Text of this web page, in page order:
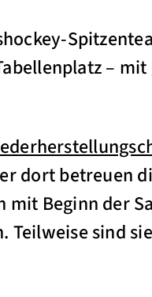
–
dort betreuen
mit Beginn der
sind